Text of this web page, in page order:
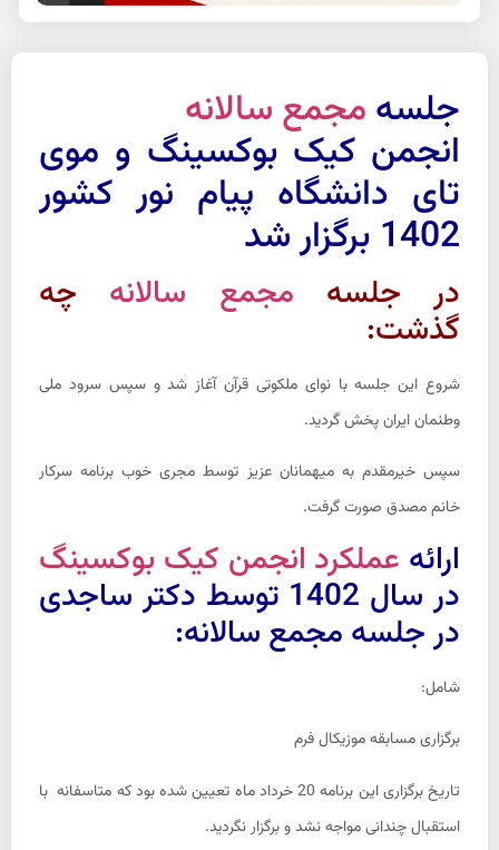
جلسه مجمع سالانه
انجمن کیک بوکسینگ و موی
تای دانشگاه پیام نور کشور
1402 برگزار شد
در جلسه مجمع سالانه چه
گذشت:
شروع این جلسه با نوای ملکوتی قرآن آغاز شد و سپس سرود ملی
وطنمان ایران پخش گردید.
سپس خیرمقدم به میهمانان عزیز توسط مجری خوب برنامه سرکار
خانم مصدق صورت گرفت.
ارائه عملکرد انجمن کیک بوکسینگ
در سال 1402 توسط دکتر ساجدی
در جلسه مجمع سالانه:
شامل:
برگزاری مسابقه موزیکال فرم
تاریخ برگزاری این برنامه 20 خرداد ماه تعیین شده بود که متاسفانه با
استقبال چندانی مواجه نشد و برگزار نگردید.